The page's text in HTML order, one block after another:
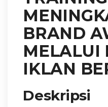
BRAND
MELALUI
IKLAN
Deskripsi